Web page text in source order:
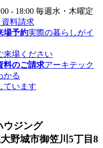
- 18:00 毎週水・木曜定
料請求
場予約実際の暮らしがイ
来場ください
料のご請求アーキテック
かる
ています
野城市御笠川5丁目8